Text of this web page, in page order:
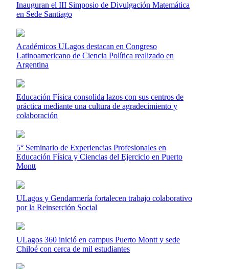
Inauguran el III Simposio de Divulgación Matemática
en Sede Santiago
Académicos ULagos destacan en Congreso
Latinoamericano de Ciencia Política realizado en
Argentina
Educación Física consolida lazos con sus centros de
práctica mediante una cultura de agradecimiento y
colaboración
5° Seminario de Experiencias Profesionales en
Educación Física y Ciencias del Ejercicio en Puerto
Montt
ULagos y Gendarmería fortalecen trabajo colaborativo
por la Reinserción Social
ULagos 360 inició en campus Puerto Montt y sede
Chiloé con cerca de mil estudiantes